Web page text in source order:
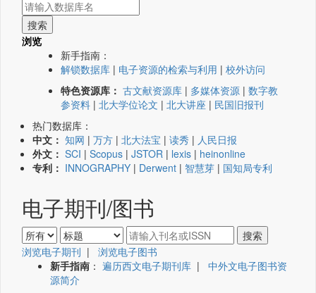
浏览
新手指南：
解锁数据库 | 电子资源的检索与利用 | 校外访问
特色资源库： 古文献资源库 | 多媒体资源 | 数字教
参资料 | 北大学位论文 | 北大讲座 | 民国旧报刊
热门数据库：
中文： 知网 | 万方 | 北大法宝 | 读秀 | 人民日报
外文： SCI | Scopus | JSTOR | lexis | heinonline
专利： INNOGRAPHY | Derwent | 智慧芽 | 国知局专利
电子期刊/图书
浏览电子期刊 | 浏览电子图书
新手指南 ： 遍历西文电子期刊库 | 中外文电子图书资
源简介